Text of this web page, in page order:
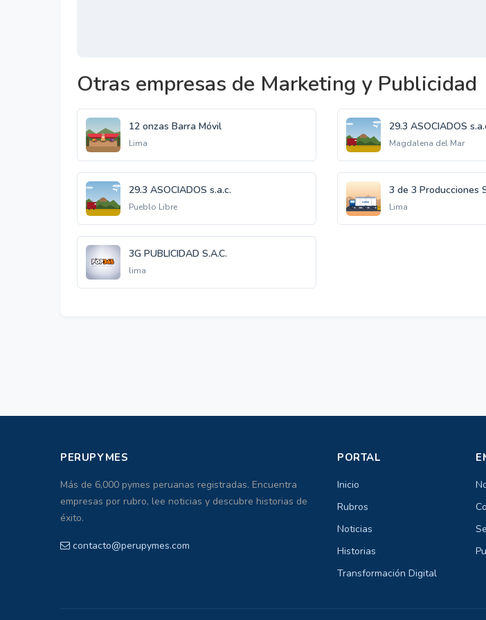
Otras empresas de Marketing y Publicidad
12 onzas Barra Móvil
Lima
29.3 ASOCIADOS
Magdalena del Mar
29.3 ASOCIADOS s.a.c.
Pueblo Libre
3 de 3 Producciones
Lima
3G PUBLICIDAD S.A.C.
lima
PERUPYMES
Más de 6,000 pymes peruanas registradas. Encuentra
empresas por rubro, lee noticias y descubre historias de
éxito.
contacto@perupymes.com
PORTAL
Inicio
Rubros
Noticias
Historias
Transformación Digital